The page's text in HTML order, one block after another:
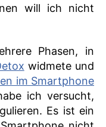
will ich nicht
Phasen, in
widmete und
im Smartphone
ich versucht,
Es ist ein